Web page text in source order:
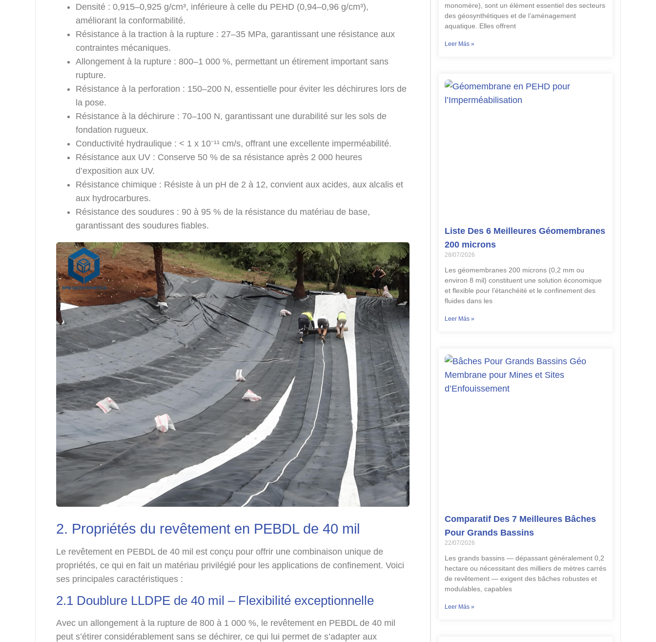
Densité : 0,915–0,925 g/cm³, inférieure à celle du PEHD (0,94–0,96 g/cm³),
améliorant la conformabilité.
Résistance à la traction à la rupture : 27–35 MPa, garantissant une résistance aux
contraintes mécaniques.
Allongement à la rupture : 800–1 000 %, permettant un étirement important sans
rupture.
Résistance à la perforation : 150–200 N, essentielle pour éviter les déchirures lors de
la pose.
Résistance à la déchirure : 70–100 N, garantissant une durabilité sur les sols de
fondation rugueux.
Conductivité hydraulique : < 1 x 10⁻¹¹ cm/s, offrant une excellente imperméabilité.
Résistance aux UV : Conserve 50 % de sa résistance après 2 000 heures
d’exposition aux UV.
Résistance chimique : Résiste à un pH de 2 à 12, convient aux acides, aux alcalis et
aux hydrocarbures.
Résistance des soudures : 90 à 95 % de la résistance du matériau de base,
garantissant des soudures fiables.
2. Propriétés du revêtement en PEBDL de 40 mil
Le revêtement en PEBDL de 40 mil est conçu pour offrir une combinaison unique de
propriétés, ce qui en fait un matériau privilégié pour les applications de confinement. Voici
ses principales caractéristiques :
2.1 Doublure LLDPE de 40 mil – Flexibilité exceptionnelle
Avec un allongement à la rupture de 800 à 1 000 %, le revêtement en PEBDL de 40 mil
peut s’étirer considérablement sans se déchirer, ce qui lui permet de s’adapter aux
monomère), sont un élément essentiel des secteurs
des géosynthétiques et de l’aménagement
aquatique. Elles offrent
Leer Más »
Liste Des 6 Meilleures Géomembranes
200 microns
28/07/2026
Les géomembranes 200 microns (0,2 mm ou
environ 8 mil) constituent une solution économique
et flexible pour l’étanchéité et le confinement des
fluides dans les
Leer Más »
Comparatif Des 7 Meilleures Bâches
Pour Grands Bassins
22/07/2026
Les grands bassins — dépassant généralement 0,2
hectare ou nécessitant des milliers de mètres carrés
de revêtement — exigent des bâches robustes et
modulables, capables
Leer Más »